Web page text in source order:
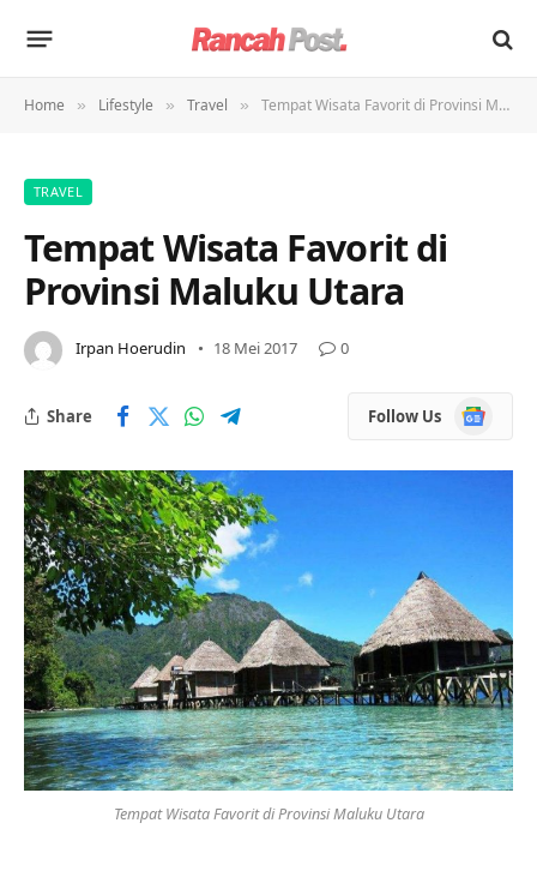
Home » Lifestyle » Travel » Tempat Wisata Favorit di Provinsi Maluku Utara
TRAVEL
Tempat Wisata Favorit di
Provinsi Maluku Utara
Irpan Hoerudin 18 Mei 2017 0
Share Follow Us
Google
News
Tempat Wisata Favorit di Provinsi Maluku Utara